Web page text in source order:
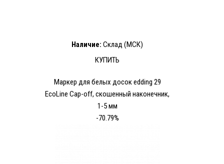
Наличие: Склад (МСК)
КУПИТЬ
Маркер для белых досок edding 29
EcoLine Cap-off, скошенный наконечник,
1-5 мм
-70.79%